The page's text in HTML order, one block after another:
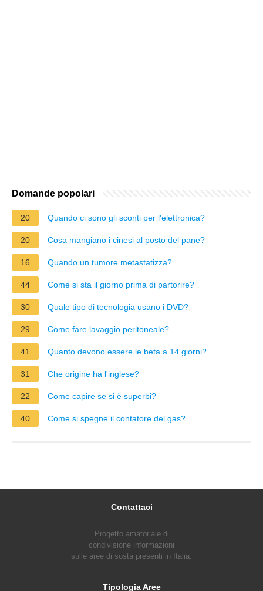
Domande popolari
20 Quando ci sono gli sconti per l'elettronica?
20 Cosa mangiano i cinesi al posto del pane?
16 Quando un tumore metastatizza?
44 Come si sta il giorno prima di partorire?
30 Quale tipo di tecnologia usano i DVD?
29 Come fare lavaggio peritoneale?
41 Quanto devono essere le beta a 14 giorni?
31 Che origine ha l'inglese?
22 Come capire se si è superbi?
40 Come si spegne il contatore del gas?
Contattaci
Progetto amatoriale di
condivisione informazioni
sulle aree di sosta presenti in Italia.
Tipologia Aree